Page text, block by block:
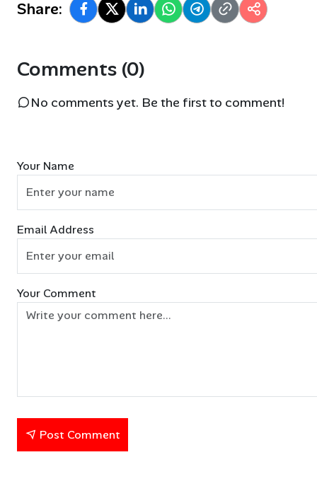
Share:
Comments (0)
No comments yet. Be the first to comment!
Your Name
Email Address
Your Comment
Post Comment